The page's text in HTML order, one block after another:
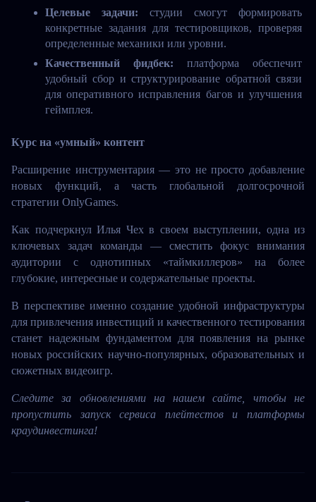
Целевые задачи: студии смогут формировать
конкретные задания для тестировщиков, проверяя
определенные механики или уровни.
Качественный фидбек: платформа обеспечит
удобный сбор и структурирование обратной связи
для оперативного исправления багов и улучшения
геймплея.
Курс на «умный» контент
Расширение инструментария — это не просто добавление
новых функций, а часть глобальной долгосрочной
стратегии OnlyGames.
Как подчеркнул Илья Чех в своем выступлении, одна из
ключевых задач команды — сместить фокус внимания
аудитории с однотипных «таймкиллеров» на более
глубокие, интересные и содержательные проекты.
В перспективе именно создание удобной инфраструктуры
для привлечения инвестиций и качественного тестирования
станет надежным фундаментом для появления на рынке
новых российских научно-популярных, образовательных и
сюжетных видеоигр.
Следите за обновлениями на нашем сайте, чтобы не
пропустить запуск сервиса плейтестов и платформы
краудинвестинга!